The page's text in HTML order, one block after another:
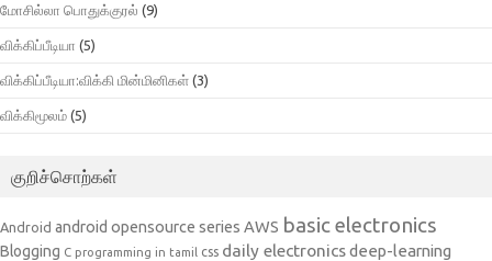
மோசில்லா பொதுக்குரல் (9)
விக்கிப்பீடியா (5)
விக்கிப்பீடியா:விக்கி மின்மினிகள் (3)
விக்கிமூலம் (5)
குறிச்சொற்கள்
Android android opensource series AWS basic electronics
Blogging C programming in tamil css daily electronicsdeep-learning